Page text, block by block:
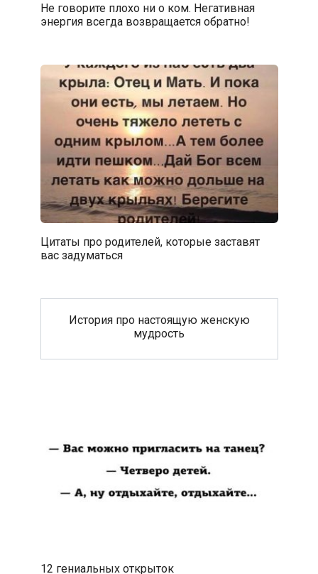
Не говорите плохо ни о ком. Негативная
энергия всегда возвращается обратно!
Цитаты про родителей, которые заставят
вас задуматься
История про настоящую женскую
мудрость
12 гениальных открыток